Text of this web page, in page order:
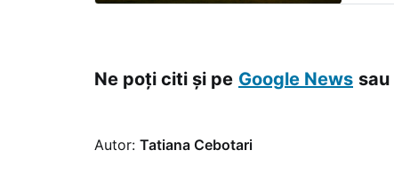
Ne poți citi și pe Google News sau
Autor: Tatiana Cebotari